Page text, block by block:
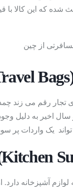
بازی ها(All kind Of Toys)
همراه(Phones)
شده که این کالا
تجار رقم می
اخیر به دلیل
یک واردات پر
لوازم آشپزخانه